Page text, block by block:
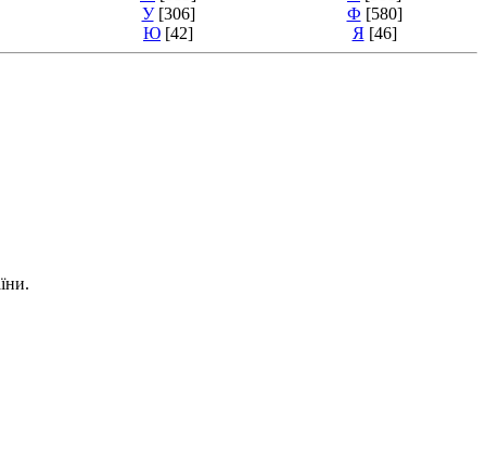
У [306] Ф [580]
Ю [42] Я [46]